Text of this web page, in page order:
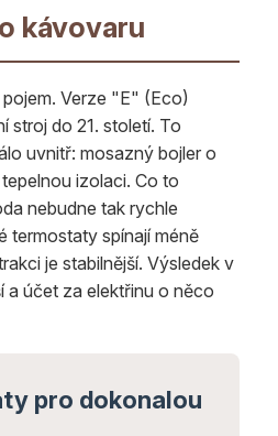
kávovaru
Verze "E" (Eco)
stroj do 21. století. To
uvnitř: mosazný bojler o
izolaci. Co to
nebudne tak rychle
termostaty spínají méně
je stabilnější. Výsledek v
a účet za elektřinu o něco
pro dokonalou